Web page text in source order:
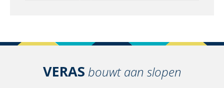
VERAS bouwt aan slopen